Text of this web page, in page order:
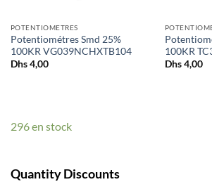
POTENTIOMETRES
Potentiométres Smd 25%
100KR VG039NCHXTB104
Dhs4,00
100KR
Dhs4,00
296 en stock
Quantity Discounts